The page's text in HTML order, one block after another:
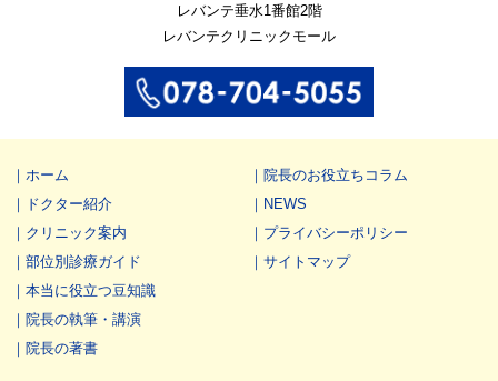
レバンテ垂水1番館2階
レバンテクリニックモール
ホーム
ドクター紹介
クリニック案内
部位別診療ガイド
本当に役立つ豆知識
院長の執筆・講演
院長の著書
院長のお役立ちコラム
NEWS
プライバシーポリシー
サイトマップ